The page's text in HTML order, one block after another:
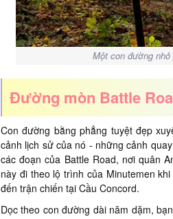
Một con đường
Đường mòn Battle
Con đường bằng phẳng tuyệt đẹp
cảnh lịch sử của nó - những cảnh
các đoạn của Battle Road, nơi quân
này đi theo lộ trình của Minutemen
đến trận chiến tại Cầu Concord.
Dọc theo con đường dài năm dặm,